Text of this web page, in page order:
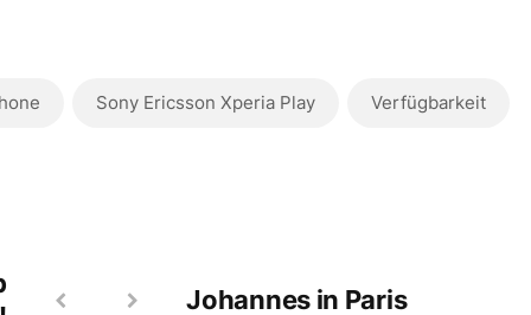
Sony Ericsson Xperia Play Verfügbarkeit
Johannes in Paris